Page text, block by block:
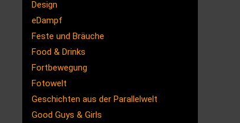
Design
eDampf
Feste und Bräuche
Food & Drinks
Fortbewegung
Fotowelt
Geschichten aus der Parallelwelt
Good Guys & Girls